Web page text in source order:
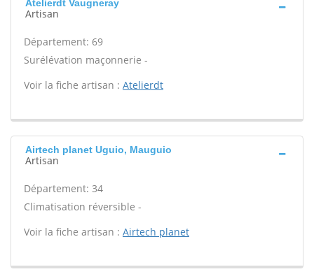
Atelierdt Vaugneray
Artisan
Département: 69
Surélévation maçonnerie -
Voir la fiche artisan : Atelierdt
Airtech planet Uguio, Mauguio
Artisan
Département: 34
Climatisation réversible -
Voir la fiche artisan : Airtech planet